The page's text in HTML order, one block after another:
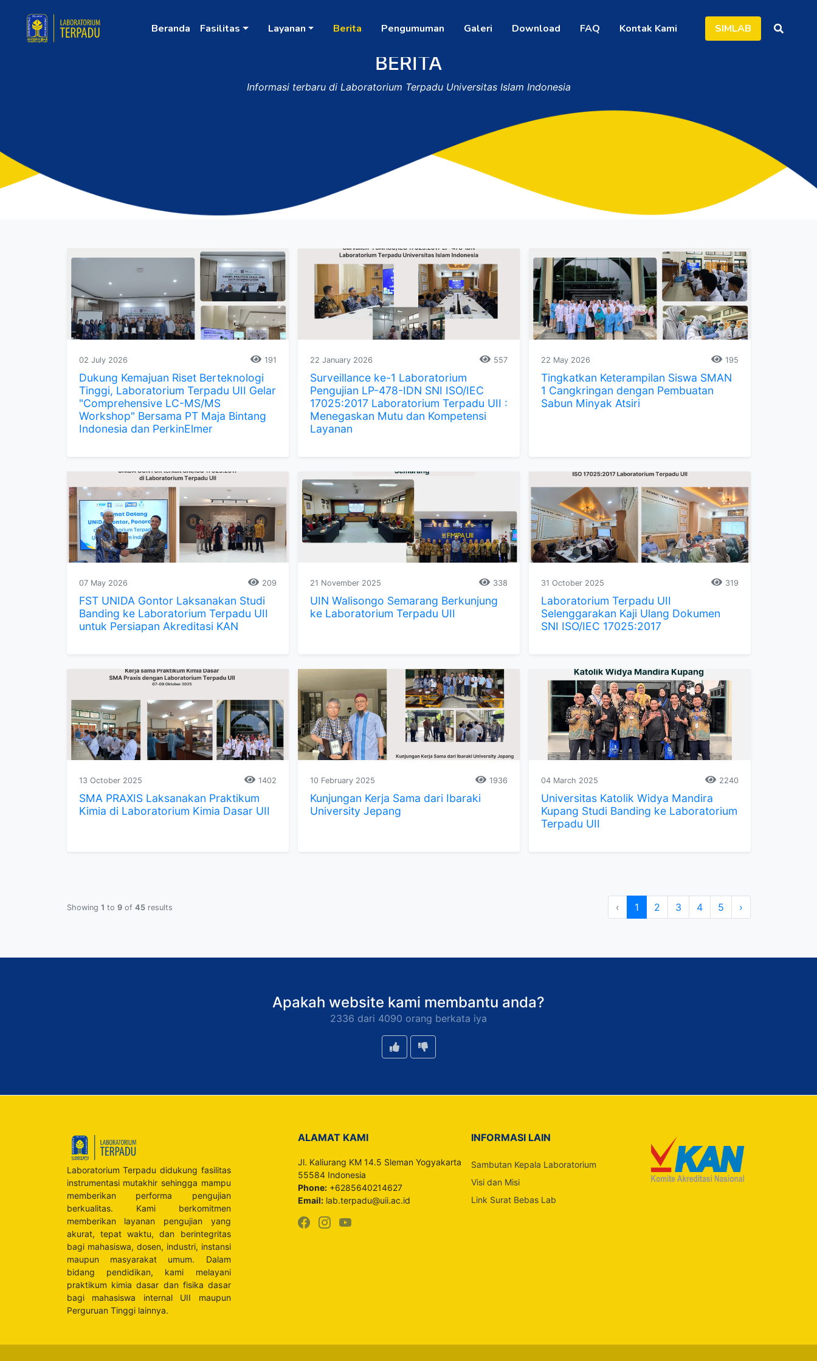
Beranda Fasilitas Layanan Berita Pengumuman Galeri Download FAQ Kontak Kami SIMLAB
BERITA
Informasi terbaru di Laboratorium Terpadu Universitas Islam Indonesia
02 July 2026 191
Dukung Kemajuan Riset Berteknologi
Tinggi, Laboratorium Terpadu UII Gelar
"Comprehensive LC-MS/MS
Workshop" Bersama PT Maja Bintang
Indonesia dan PerkinElmer
22 January 2026 557
Surveillance ke-1 Laboratorium
Pengujian LP-478-IDN SNI ISO/IEC
17025:2017 Laboratorium Terpadu UII :
Menegaskan Mutu dan Kompetensi
Layanan
22 May 2026 195
Tingkatkan Keterampilan Siswa SMAN
1 Cangkringan dengan Pembuatan
Sabun Minyak Atsiri
07 May 2026 209
FST UNIDA Gontor Laksanakan Studi
Banding ke Laboratorium Terpadu UII
untuk Persiapan Akreditasi KAN
21 November 2025 338
UIN Walisongo Semarang Berkunjung
ke Laboratorium Terpadu UII
31 October 2025 319
Laboratorium Terpadu UII
Selenggarakan Kaji Ulang Dokumen
SNI ISO/IEC 17025:2017
13 October 2025 1402
SMA PRAXIS Laksanakan Praktikum
Kimia di Laboratorium Kimia Dasar UII
10 February 2025 1936
Kunjungan Kerja Sama dari Ibaraki
University Jepang
04 March 2025 2240
Universitas Katolik Widya Mandira
Kupang Studi Banding ke Laboratorium
Terpadu UII
Showing 1 to 9of 45results ‹ 1 2 3 4 5 ›
Apakah website kami membantu anda?
2336 dari 4090 orang berkata iya
Laboratorium Terpadu didukung fasilitas
instrumentasi mutakhir sehingga mampu
memberikan performa pengujian
berkualitas. Kami berkomitmen
memberikan layanan pengujian yang
akurat, tepat waktu, dan berintegritas
bagi mahasiswa, dosen, industri, instansi
maupun masyarakat umum. Dalam
bidang pendidikan, kami melayani
praktikum kimia dasar dan fisika dasar
bagi mahasiswa internal UII maupun
Perguruan Tinggi lainnya.
ALAMAT KAMI
Jl. Kaliurang KM 14.5 Sleman Yogyakarta
55584 Indonesia
Phone:+6285640214627
Email: lab.terpadu@uii.ac.id
INFORMASI LAIN
Sambutan Kepala Laboratorium
Visi dan Misi
Link Surat Bebas Lab